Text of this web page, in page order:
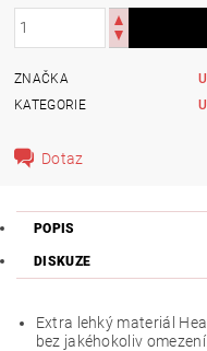
ZNAČKA
KATEGORIE
Dotaz
POPIS
DISKUZE
Extra lehký materiál
bez jakéhokoliv omezení.